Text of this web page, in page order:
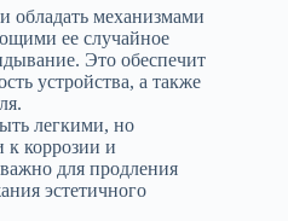
обладать механизмами
ее случайное
Это обеспечит
устройства, а также
легкими, но
коррозии и
для продления
эстетичного